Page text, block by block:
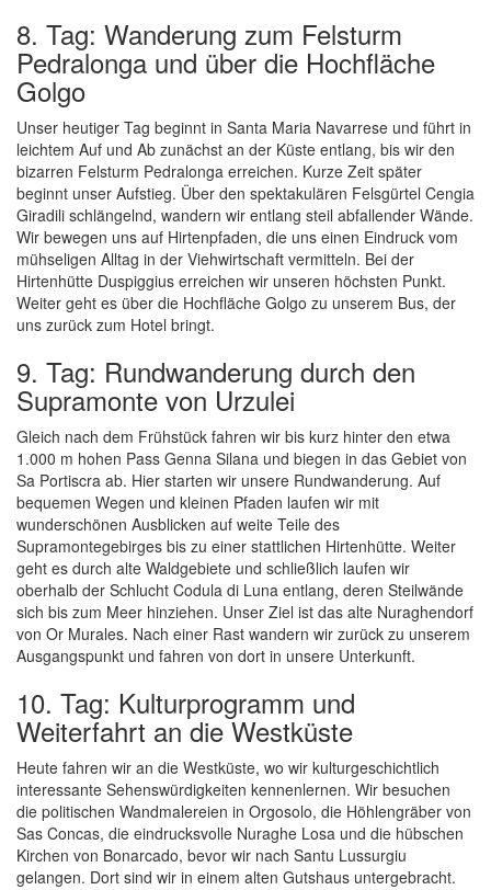
8. Tag: Wanderung zum Felsturm
Pedralonga und über die Hochfläche
Golgo
Unser heutiger Tag beginnt in Santa Maria Navarrese und führt in
leichtem Auf und Ab zunächst an der Küste entlang, bis wir den
bizarren Felsturm Pedralonga erreichen. Kurze Zeit später
beginnt unser Aufstieg. Über den spektakulären Felsgürtel Cengia
Giradili schlängelnd, wandern wir entlang steil abfallender Wände.
Wir bewegen uns auf Hirtenpfaden, die uns einen Eindruck vom
mühseligen Alltag in der Viehwirtschaft vermitteln. Bei der
Hirtenhütte Duspiggius erreichen wir unseren höchsten Punkt.
Weiter geht es über die Hochfläche Golgo zu unserem Bus, der
uns zurück zum Hotel bringt.
9. Tag: Rundwanderung durch den
Supramonte von Urzulei
Gleich nach dem Frühstück fahren wir bis kurz hinter den etwa
1.000 m hohen Pass Genna Silana und biegen in das Gebiet von
Sa Portiscra ab. Hier starten wir unsere Rundwanderung. Auf
bequemen Wegen und kleinen Pfaden laufen wir mit
wunderschönen Ausblicken auf weite Teile des
Supramontegebirges bis zu einer stattlichen Hirtenhütte. Weiter
geht es durch alte Waldgebiete und schließlich laufen wir
oberhalb der Schlucht Codula di Luna entlang, deren Steilwände
sich bis zum Meer hinziehen. Unser Ziel ist das alte Nuraghendorf
von Or Murales. Nach einer Rast wandern wir zurück zu unserem
Ausgangspunkt und fahren von dort in unsere Unterkunft.
10. Tag: Kulturprogramm und
Weiterfahrt an die Westküste
Heute fahren wir an die Westküste, wo wir kulturgeschichtlich
interessante Sehenswürdigkeiten kennenlernen. Wir besuchen
die politischen Wandmalereien in Orgosolo, die Höhlengräber von
Sas Concas, die eindrucksvolle Nuraghe Losa und die hübschen
Kirchen von Bonarcado, bevor wir nach Santu Lussurgiu
gelangen. Dort sind wir in einem alten Gutshaus untergebracht.